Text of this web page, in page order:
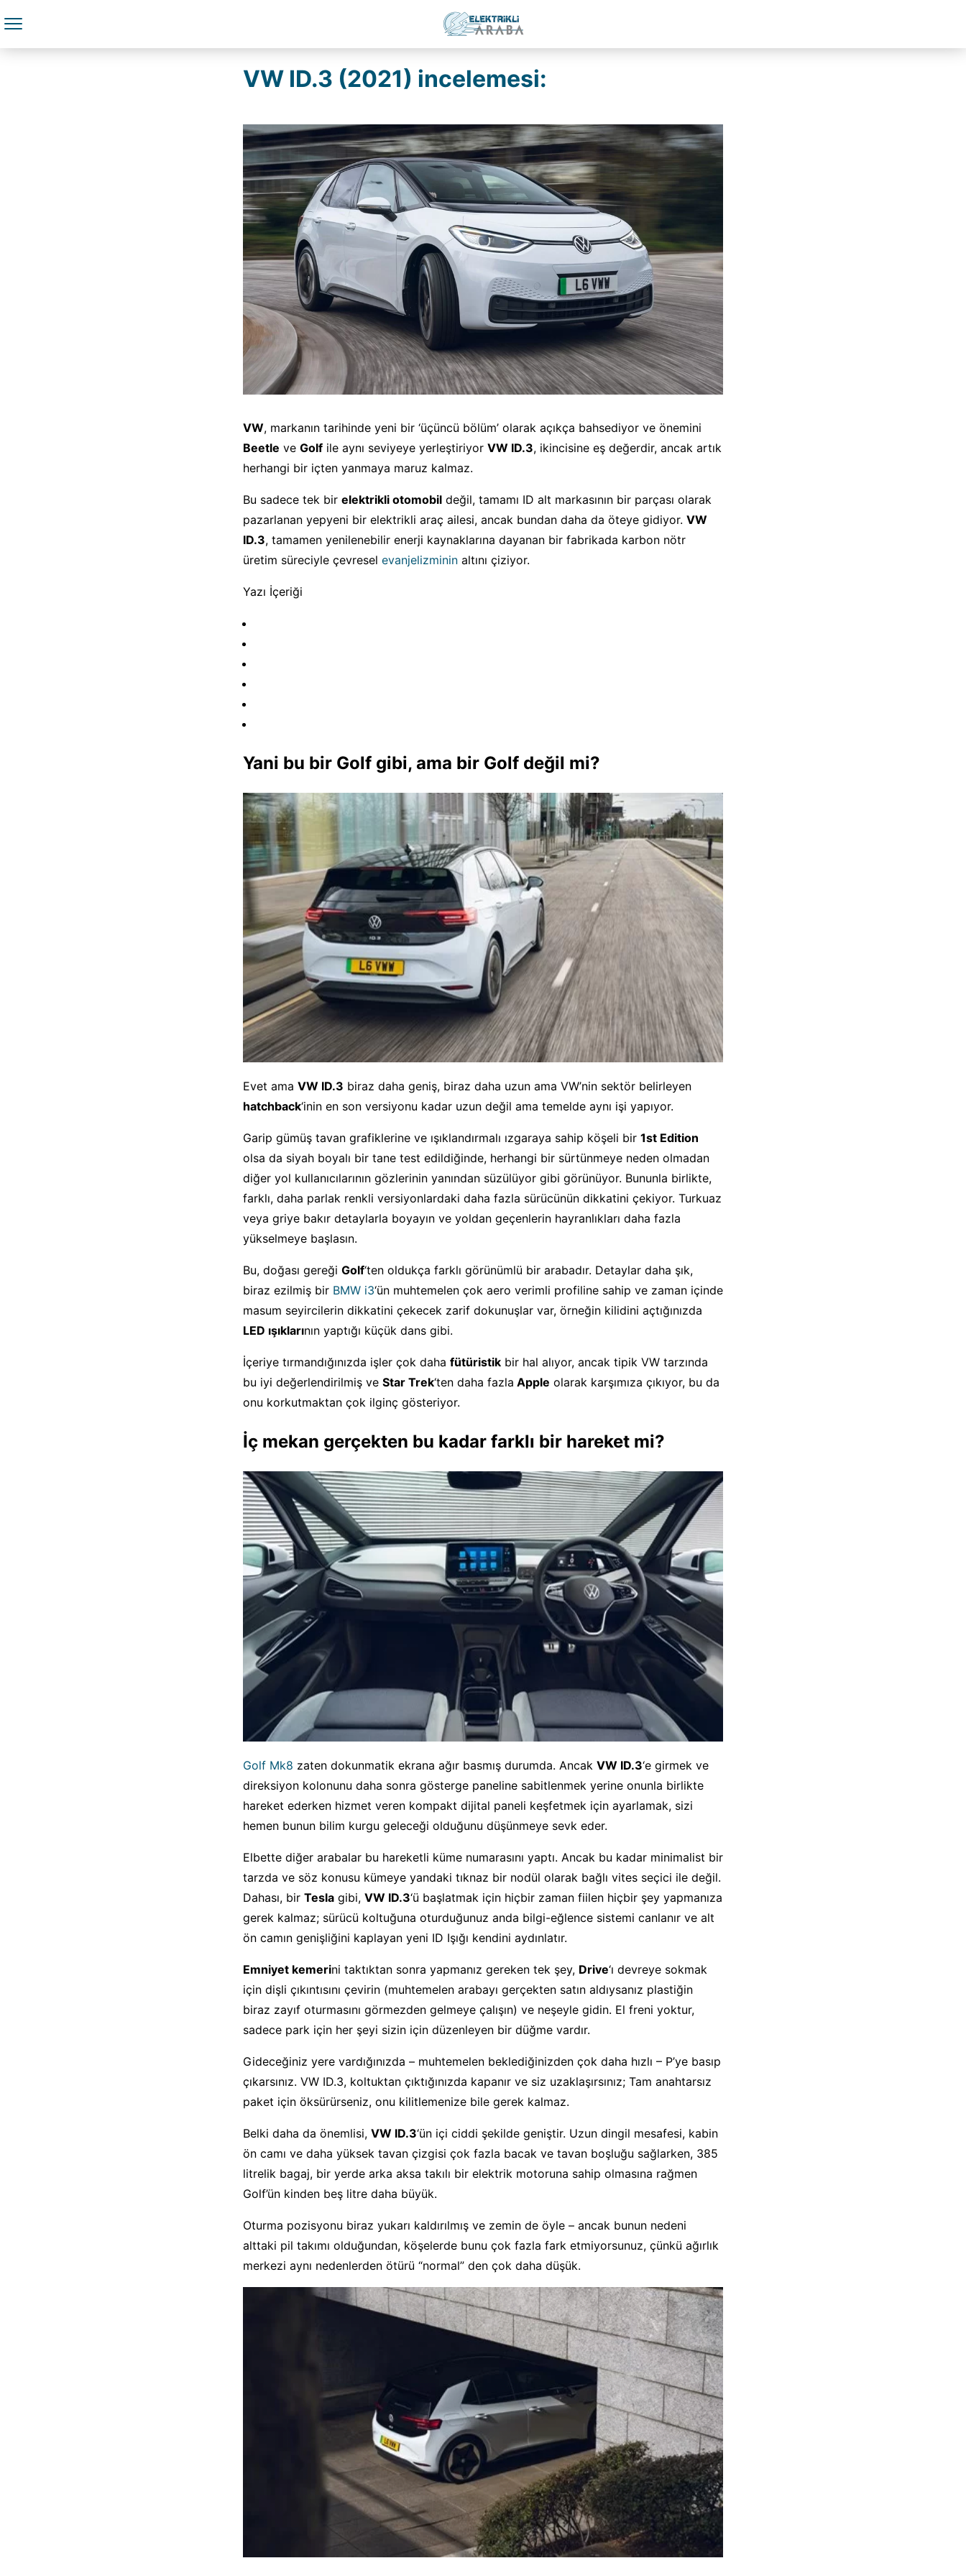
VW ID.3 (2021) incelemesi:
VW, markanın tarihinde yeni bir ‘üçüncü bölüm’ olarak açıkça bahsediyor ve önemini
Beetle ve Golf ile aynı seviyeye yerleştiriyor VW ID.3, ikincisine eş değerdir, ancak artık
herhangi bir içten yanmaya maruz kalmaz.
Bu sadece tek bir elektrikli otomobil değil, tamamı ID alt markasının bir parçası olarak
pazarlanan yepyeni bir elektrikli araç ailesi, ancak bundan daha da öteye gidiyor. VW
ID.3, tamamen yenilenebilir enerji kaynaklarına dayanan bir fabrikada karbon nötr
üretim süreciyle çevresel evanjelizminin altını çiziyor.
Yazı İçeriği
Yani bu bir Golf gibi, ama bir Golf değil mi?
Evet ama VW ID.3 biraz daha geniş, biraz daha uzun ama VW’nin sektör belirleyen
hatchback‘inin en son versiyonu kadar uzun değil ama temelde aynı işi yapıyor.
Garip gümüş tavan grafiklerine ve ışıklandırmalı ızgaraya sahip köşeli bir 1st Edition
olsa da siyah boyalı bir tane test edildiğinde, herhangi bir sürtünmeye neden olmadan
diğer yol kullanıcılarının gözlerinin yanından süzülüyor gibi görünüyor. Bununla birlikte,
farklı, daha parlak renkli versiyonlardaki daha fazla sürücünün dikkatini çekiyor. Turkuaz
veya griye bakır detaylarla boyayın ve yoldan geçenlerin hayranlıkları daha fazla
yükselmeye başlasın.
Bu, doğası gereği Golf‘ten oldukça farklı görünümlü bir arabadır. Detaylar daha şık,
biraz ezilmiş bir BMW i3‘ün muhtemelen çok aero verimli profiline sahip ve zaman içinde
masum seyircilerin dikkatini çekecek zarif dokunuşlar var, örneğin kilidini açtığınızda
LED ışıklarının yaptığı küçük dans gibi.
İçeriye tırmandığınızda işler çok daha fütüristik bir hal alıyor, ancak tipik VW tarzında
bu iyi değerlendirilmiş ve Star Trek‘ten daha fazla Apple olarak karşımıza çıkıyor, bu da
onu korkutmaktan çok ilginç gösteriyor.
İç mekan gerçekten bu kadar farklı bir hareket mi?
Golf Mk8 zaten dokunmatik ekrana ağır basmış durumda. Ancak VW ID.3‘e girmek ve
direksiyon kolonunu daha sonra gösterge paneline sabitlenmek yerine onunla birlikte
hareket ederken hizmet veren kompakt dijital paneli keşfetmek için ayarlamak, sizi
hemen bunun bilim kurgu geleceği olduğunu düşünmeye sevk eder.
Elbette diğer arabalar bu hareketli küme numarasını yaptı. Ancak bu kadar minimalist bir
tarzda ve söz konusu kümeye yandaki tıknaz bir nodül olarak bağlı vites seçici ile değil.
Dahası, bir Tesla gibi, VW ID.3‘ü başlatmak için hiçbir zaman fiilen hiçbir şey yapmanıza
gerek kalmaz; sürücü koltuğuna oturduğunuz anda bilgi-eğlence sistemi canlanır ve alt
ön camın genişliğini kaplayan yeni ID Işığı kendini aydınlatır.
Emniyet kemerini taktıktan sonra yapmanız gereken tek şey, Drive‘ı devreye sokmak
için dişli çıkıntısını çevirin (muhtemelen arabayı gerçekten satın aldıysanız plastiğin
biraz zayıf oturmasını görmezden gelmeye çalışın) ve neşeyle gidin. El freni yoktur,
sadece park için her şeyi sizin için düzenleyen bir düğme vardır.
Gideceğiniz yere vardığınızda – muhtemelen beklediğinizden çok daha hızlı – P’ye basıp
çıkarsınız. VW ID.3, koltuktan çıktığınızda kapanır ve siz uzaklaşırsınız; Tam anahtarsız
paket için öksürürseniz, onu kilitlemenize bile gerek kalmaz.
Belki daha da önemlisi, VW ID.3‘ün içi ciddi şekilde geniştir. Uzun dingil mesafesi, kabin
ön camı ve daha yüksek tavan çizgisi çok fazla bacak ve tavan boşluğu sağlarken, 385
litrelik bagaj, bir yerde arka aksa takılı bir elektrik motoruna sahip olmasına rağmen
Golf’ün kinden beş litre daha büyük.
Oturma pozisyonu biraz yukarı kaldırılmış ve zemin de öyle – ancak bunun nedeni
alttaki pil takımı olduğundan, köşelerde bunu çok fazla fark etmiyorsunuz, çünkü ağırlık
merkezi aynı nedenlerden ötürü “normal” den çok daha düşük.